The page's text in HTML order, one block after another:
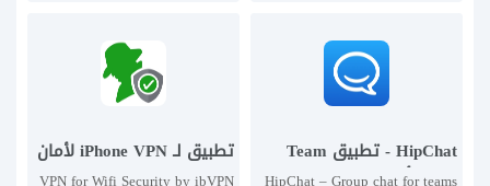
HipChat - تطبيق Team
Chat لأجهزة iPhone - تنزيل
تطبيق لـ iPhone VPN لأمان
Wifi من ibVPN - تنزيل VPN